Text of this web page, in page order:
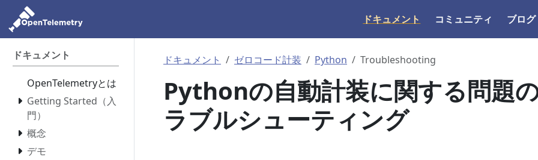
ドキュメント コミュニティ ブログ
ドキュメント
OpenTelemetryとは
Getting Started（入
門）
概念
デモ
ドキュメント ゼロコード計装 Python Troubleshooting
Pythonの自動計装に関する問題
ラブルシューティング